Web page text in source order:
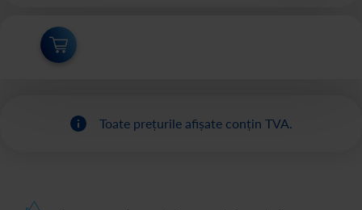
Toate prețurile afișate conțin TVA.